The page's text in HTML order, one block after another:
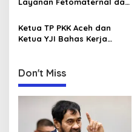
i
o
n
Berkebutuhan Khusus di
RSIA
Ketua TP PKK Aceh dan
Ketua YJI Bahas Kerja
dan Perempuan
Don't Miss